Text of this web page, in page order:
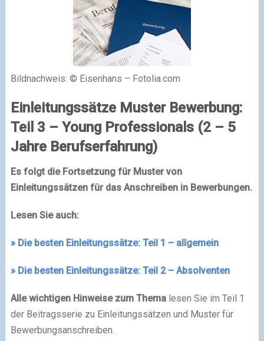
Bildnachweis: © Eisenhans – Fotolia.com
Einleitungssätze Muster Bewerbung:
Teil 3 – Young Professionals (2 – 5
Jahre Berufserfahrung)
Es folgt die Fortsetzung für Muster von
Einleitungssätzen für das Anschreiben in Bewerbungen.
Lesen Sie auch:
» Die besten Einleitungssätze: Teil 1 – allgemein
» Die besten Einleitungssätze: Teil 2 – Absolventen
Alle wichtigen Hinweise zum Themalesen Sie im Teil 1
der Beitragsserie zu Einleitungssätzen und Muster für
Bewerbungsanschreiben.